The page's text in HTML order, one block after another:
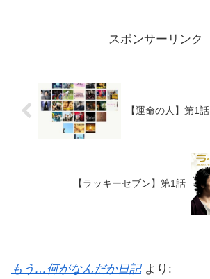
スポンサーリンク
【運命の人】第1話
【ラッキーセブン】第1話
もう…何がなんだか日記 より: